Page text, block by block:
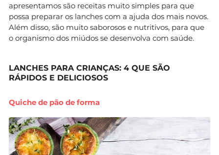
apresentamos são receitas muito simples para que
possa preparar os lanches com a ajuda dos mais novos.
Além disso, são muito saborosos e nutritivos, para que
o organismo dos miúdos se desenvolva com saúde.
LANCHES PARA CRIANÇAS: 4 QUE SÃO
RÁPIDOS E DELICIOSOS
Quiche de pão de forma